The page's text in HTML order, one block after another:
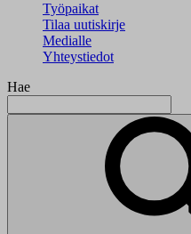
Työpaikat
Tilaa uutiskirje
Medialle
Yhteystiedot
Hae